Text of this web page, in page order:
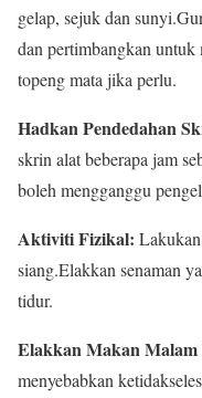
gelap, sejuk dan
dan pertimbangkan untuk
topeng mata jika perlu.
Hadkan Pendedahan
skrin alat beberapa jam
boleh mengganggu
Aktiviti Fizikal:
siang.Elakkan senaman
tidur.
Elakkan Makan Malam
menyebabkan